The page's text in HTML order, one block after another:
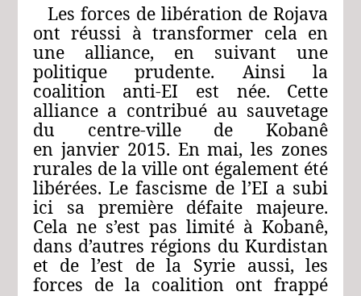
Les forces de libération de Rojava
ont réussi à transformer cela en
une alliance, en suivant une
politique prudente. Ainsi la
coalition anti-EI est née. Cette
alliance a contribué au sauvetage
du centre-ville de Kobanê
en janvier 2015. En mai, les zones
rurales de la ville ont également été
libérées. Le fascisme de l’EI a subi
ici sa première défaite majeure.
Cela ne s’est pas limité à Kobanê,
dans d’autres régions du Kurdistan
et de l’est de la Syrie aussi, les
forces de la coalition ont frappé